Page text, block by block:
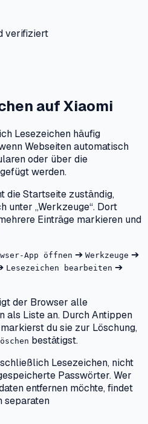
verifiziert
aufXiaomi
Lesezeichen häufig
Webseiten automatisch
oder über die
werden.
die Startseite zuständig,
unter „Werkzeuge“. Dort
Einträge markieren und
App öffnen ➔ Werkzeuge ➔
Lesezeichen bearbeiten ➔
der Browser alle
als Liste an. Durch Antippen
du sie zur Löschung,
bestätigst.
Lesezeichen, nicht
Passwörter. Wer
entfernen möchte, findet
separaten